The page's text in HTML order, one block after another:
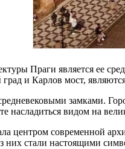
Праги является ее
и Карлов мост,
замками.
насладиться видом на
центром современной
них стали настоящими